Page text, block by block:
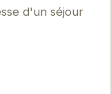
d'un séjour